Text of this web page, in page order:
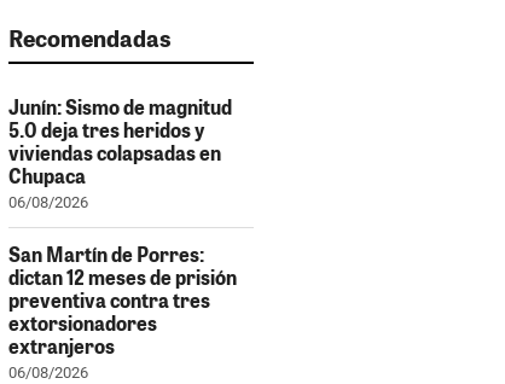
Recomendadas
Junín: Sismo de magnitud
5.0 deja tres heridos y
viviendas colapsadas en
Chupaca
06/08/2026
San Martín de Porres:
dictan 12 meses de prisión
preventiva contra tres
extorsionadores
extranjeros
06/08/2026